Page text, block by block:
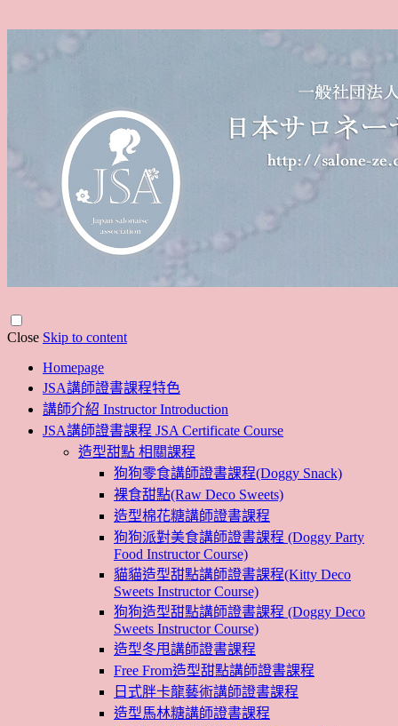
Close Skip to content
Homepage
JSA講師證書課程特色
講師介紹 Instructor Introduction
JSA講師證書課程 JSA Certificate Course
造型甜點 相關課程
狗狗零食講師證書課程(Doggy Snack)
裸食甜點(Raw Deco Sweets)
造型棉花糖講師證書課程
狗狗派對美食講師證書課程 (Doggy Party
Food Instructor Course)
貓貓造型甜點講師證書課程(Kitty Deco
Sweets Instructor Course)
狗狗造型甜點講師證書課程 (Doggy Deco
Sweets Instructor Course)
造型冬甩講師證書課程
Free From造型甜點講師證書課程
日式胖卡龍藝術講師證書課程
造型馬林糖講師證書課程